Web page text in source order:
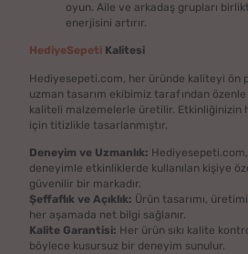
oyun. Aile ve arkadaş grupları
enerjisini artırır.
HediyeSepeti Kalitesi
Hediyesepeti.com, her üründe kaliteyi ön
uzman tasarım ekibimiz tarafından özenle
kaliteli malzemelerle üretilir. Etkinliğinizin
için titizlikle tasarlanmıştır.
Deneyim ve Uzmanlık: Hediyesepeti.com,
deneyimle etkinliklerde kullanılan kişiye
güvenilir bir markadır.
Şeffaflık ve Açıklık: Ürün tasarımı,
her aşamada net bilgi sağlanır.
Kalite Garantisi: Her ürün sıkı kalite
böylece kusursuz bir deneyim sunulur.